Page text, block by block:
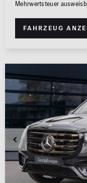
Preis
MwSt.
Mehrwertsteuer
Fahrzeug